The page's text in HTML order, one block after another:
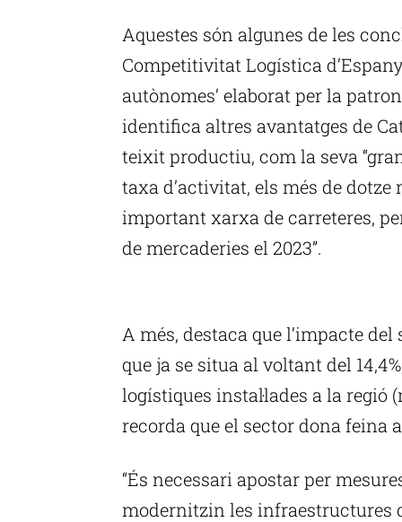
Aquestes són algunes de les
Competitivitat Logística
autònomes’ elaborat per la
identifica altres avantatges de
teixit productiu, com la seva
taxa d’activitat, els més de
important xarxa de carreteres,
de mercaderies el 2023”.
A més, destaca que l’impacte
que ja se situa al voltant del
logístiques instal·lades a la regió
recorda que el sector dona feina
“És necessari apostar per
modernitzin les infraestructures